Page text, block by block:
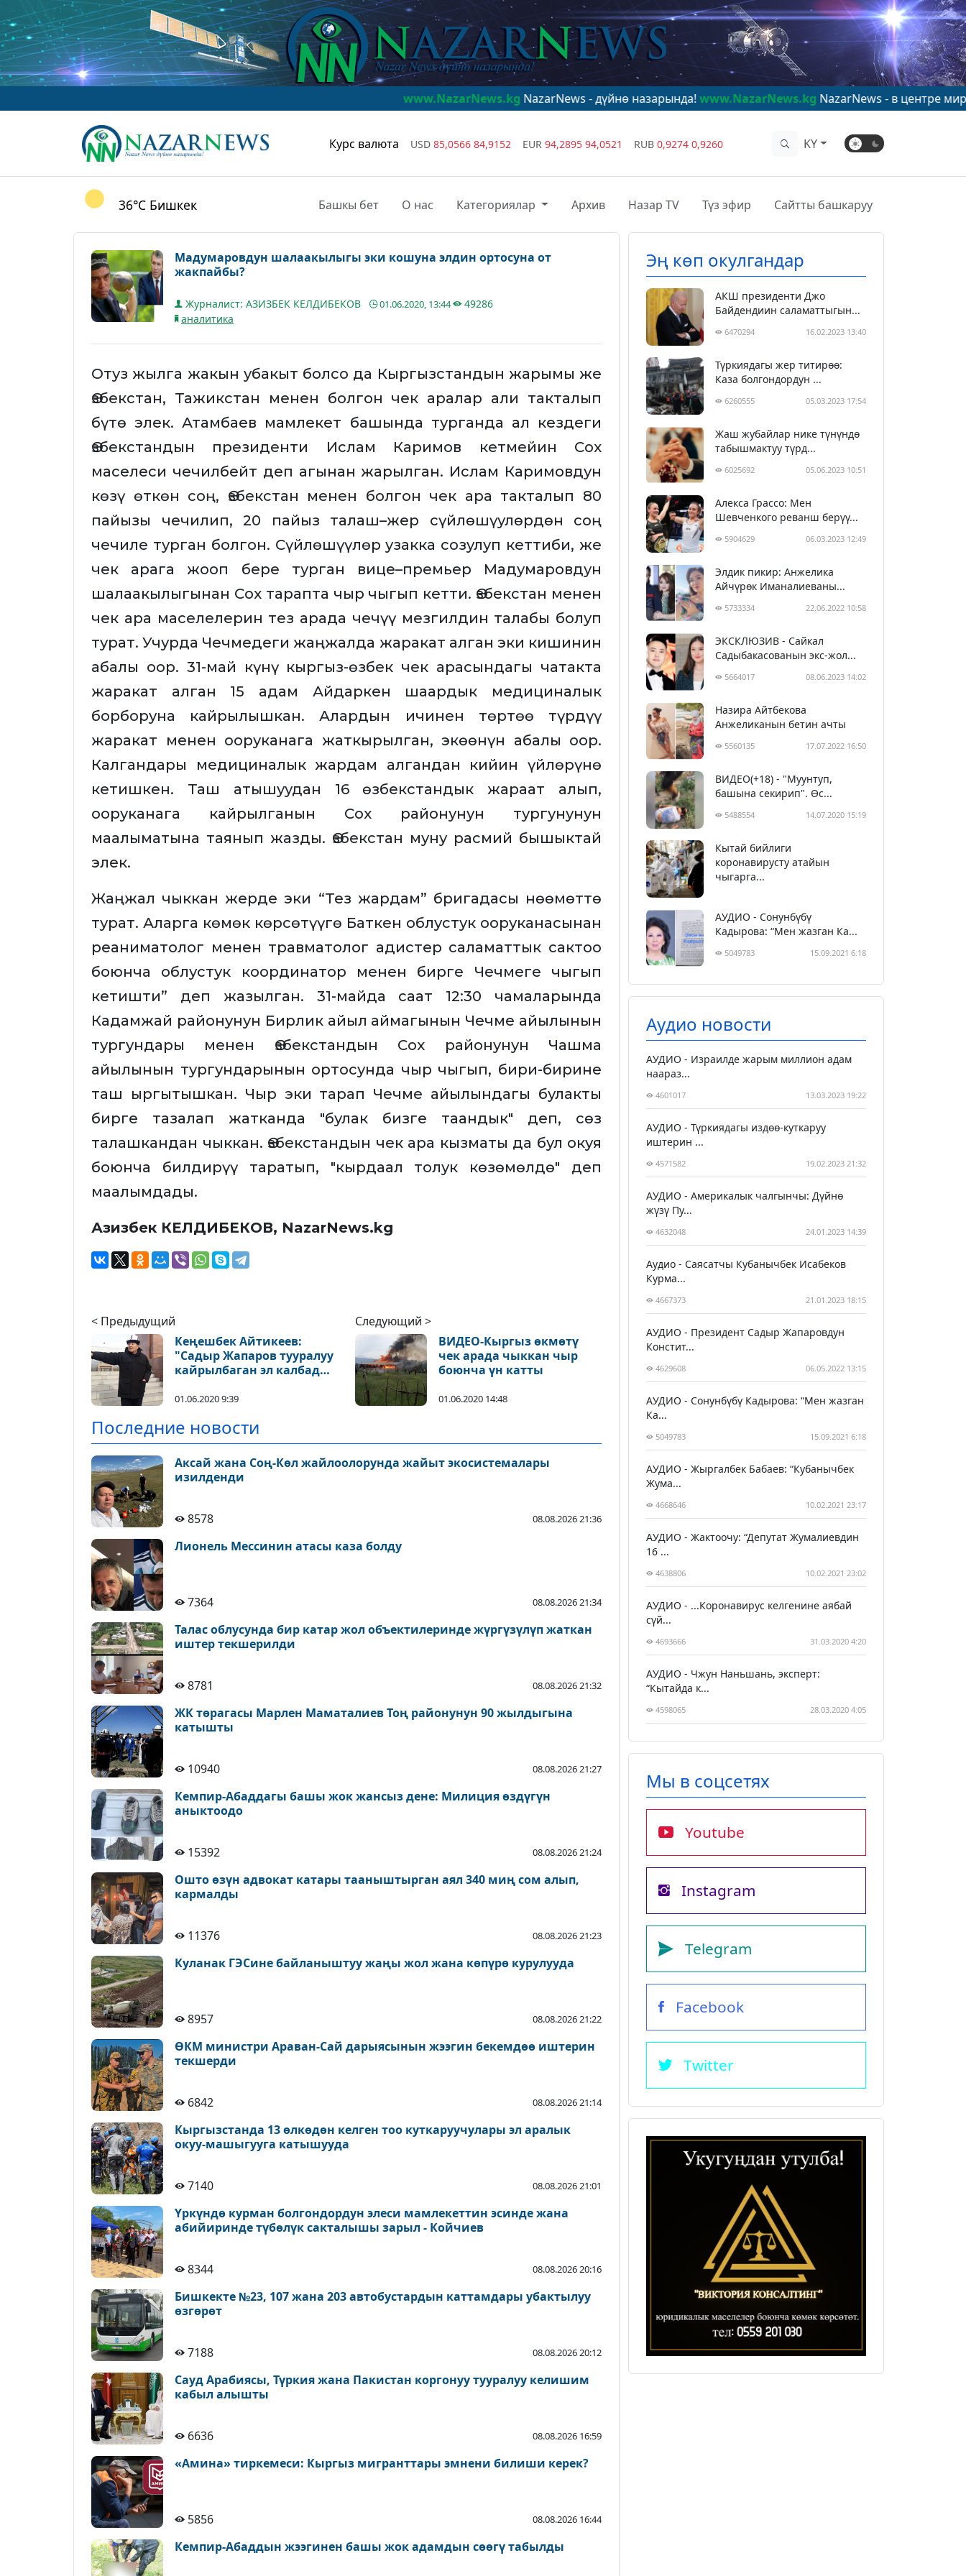
www.NazarNews.kgNazarNews - дүйнө назарында!www.NazarNews.kgNazarNews - в центре мирового
Курс валюта USD 85,0566 84,9152 EUR 94,2895 94,0521 RUB 0,9274 0,9260 KY
36°C Бишкек Башкы бет О нас Категориялар Архив Назар TV Түз эфир Сайтты башкаруу
Мадумаровдун шалаакылыгы эки кошуна элдин ортосуна от
жакпайбы?
Журналист: АЗИЗБЕК КЕЛДИБЕКОВ 01.06.2020, 13:44
49286
аналитика
Отуз жылга жакын убакыт болсо да Кыргызстандын жарымы же
Өзбекстан, Тажикстан менен болгон чек аралар али такталып
бүтө элек. Атамбаев мамлекет башында турганда ал кездеги
Өзбекстандын президенти Ислам Каримов кетмейин Сох
маселеси чечилбейт деп агынан жарылган. Ислам Каримовдун
көзү өткөн соң, Өзбекстан менен болгон чек ара такталып 80
пайызы чечилип, 20 пайыз талаш–жер сүйлөшүулөрдөн соң
чечиле турган болгон. Сүйлөшүүлөр узакка созулуп кеттиби, же
чек арага жооп бере турган вице–премьер Мадумаровдун
шалаакылыгынан Сох тарапта чыр чыгып кетти. Өзбекстан менен
чек ара маселелерин тез арада чечүү мезгилдин талабы болуп
турат. Учурда Чечмедеги жаңжалда жаракат алган эки кишинин
абалы оор. 31-май күнү кыргыз-өзбек чек арасындагы чатакта
жаракат алган 15 адам Айдаркен шаардык медициналык
борборуна кайрылышкан. Алардын ичинен төртөө түрдүү
жаракат менен ооруканага жаткырылган, экөөнүн абалы оор.
Калгандары медициналык жардам алгандан кийин үйлөрүнө
кетишкен. Таш атышуудан 16 өзбекстандык жараат алып,
ооруканага кайрылганын Сох районунун тургунунун
маалыматына таянып жазды. Өзбекстан муну расмий бышыктай
элек.
Жаңжал чыккан жерде эки “Тез жардам” бригадасы нөөмөттө
турат. Аларга көмөк көрсөтүүгө Баткен облустук ооруканасынан
реаниматолог менен травматолог адистер саламаттык сактоо
боюнча облустук координатор менен бирге Чечмеге чыгып
кетишти” деп жазылган. 31-майда саат 12:30 чамаларында
Кадамжай районунун Бирлик айыл аймагынын Чечме айылынын
тургундары менен Өзбекстандын Сох районунун Чашма
айылынын тургундарынын ортосунда чыр чыгып, бири-бирине
таш ыргытышкан. Чыр эки тарап Чечме айылындагы булакты
бирге тазалап жатканда "булак бизге таандык" деп, сөз
талашкандан чыккан. Өзбекстандын чек ара кызматы да бул окуя
боюнча билдирүү таратып, "кырдаал толук көзөмөлдө" деп
маалымдады.
Азизбек КЕЛДИБЕКОВ, NazarNews.kg
< Предыдущий
Кеңешбек Айтикеев:
"Садыр Жапаров тууралуу
кайрылбаган эл калбады
баары билишет, бирок"
01.06.2020 9:39
Следующий >
ВИДЕО-Кыргыз өкмөтү
чек арада чыккан чыр
боюнча үн катты
01.06.2020 14:48
Последние новости
Аксай жана Соң-Көл жайлоолорунда жайыт экосистемалары
изилденди
8578 08.08.2026 21:36
Лионель Мессинин атасы каза болду
7364 08.08.2026 21:34
Талас облусунда бир катар жол объектилеринде жүргүзүлүп жаткан
иштер текшерилди
8781 08.08.2026 21:32
ЖК төрагасы Марлен Маматалиев Тоң районунун 90 жылдыгына
катышты
10940 08.08.2026 21:27
Кемпир-Абаддагы башы жок жансыз дене: Милиция өздүгүн
аныктоодо
15392 08.08.2026 21:24
Ошто өзүн адвокат катары тааныштырган аял 340 миң сом алып,
кармалды
11376 08.08.2026 21:23
Куланак ГЭСине байланыштуу жаңы жол жана көпүрө курулууда
8957 08.08.2026 21:22
ӨКМ министри Араван-Сай дарыясынын жээгин бекемдөө иштерин
текшерди
6842 08.08.2026 21:14
Кыргызстанда 13 өлкөдөн келген тоо куткаруучулары эл аралык
окуу-машыгууга катышууда
7140 08.08.2026 21:01
Үркүндө курман болгондордун элеси мамлекеттин эсинде жана
абийиринде түбөлүк сакталышы зарыл - Койчиев
8344 08.08.2026 20:16
Бишкекте №23, 107 жана 203 автобустардын каттамдары убактылуу
өзгөрөт
7188 08.08.2026 20:12
Сауд Арабиясы, Түркия жана Пакистан коргонуу тууралуу келишим
кабыл алышты
6636 08.08.2026 16:59
«Амина» тиркемеси: Кыргыз мигранттары эмнени билиши керек?
5856 08.08.2026 16:44
Кемпир-Абаддын жээгинен башы жок адамдын сөөгү табылды
Эң көп окулгандар
АКШ президенти Джо
Байдендиин саламаттыгын...
6470294 16.02.2023 13:40
Түркиядагы жер титирөө:
Каза болгондордун ...
6260555 05.03.2023 17:54
Жаш жубайлар нике түнүндө
табышмактуу түрд...
6025692 05.06.2023 10:51
Алекса Грассо: Мен
Шевченкого реванш берүү...
5904629 06.03.2023 12:49
Элдик пикир: Анжелика
Айчүрөк Иманалиеваны...
5733334 22.06.2022 10:58
ЭКСКЛЮЗИВ - Сайкал
Садыбакасованын экс-жол...
5664017 08.06.2023 14:02
Назира Айтбекова
Анжеликанын бетин ачты
5560135 17.07.2022 16:50
ВИДЕО(+18) - "Муунтуп,
башына секирип". Өс...
5488554 14.07.2020 15:19
Кытай бийлиги
коронавирусту атайын
чыгарга...
АУДИО - Сонунбүбү
Кадырова: “Мен жазган Ка...
5049783 15.09.2021 6:18
Аудио новости
АУДИО - Израилде жарым миллион адам
наараз...
4601017 13.03.2023 19:22
АУДИО - Түркиядагы издөө-куткаруу
иштерин ...
4571582 19.02.2023 21:32
АУДИО - Америкалык чалгынчы: Дүйнө
жүзү Пу...
4632048 24.01.2023 14:39
Аудио - Саясатчы Кубанычбек Исабеков
Курма...
4667373 21.01.2023 18:15
АУДИО - Президент Садыр Жапаровдун
Констит...
4629608 06.05.2022 13:15
АУДИО - Сонунбүбү Кадырова: “Мен жазган
Ка...
5049783 15.09.2021 6:18
АУДИО - Жыргалбек Бабаев: “Кубанычбек
Жума...
4668646 10.02.2021 23:17
АУДИО - Жактоочу: “Депутат Жумалиевдин
16 ...
4638806 10.02.2021 23:02
АУДИО - ...Коронавирус келгенине аябай
сүй...
4693666 31.03.2020 4:20
АУДИО - Чжун Наньшань, эксперт:
“Кытайда к...
4598065 28.03.2020 4:05
Мы в соцсетях
Youtube
Instagram
Telegram
Facebook
Twitter